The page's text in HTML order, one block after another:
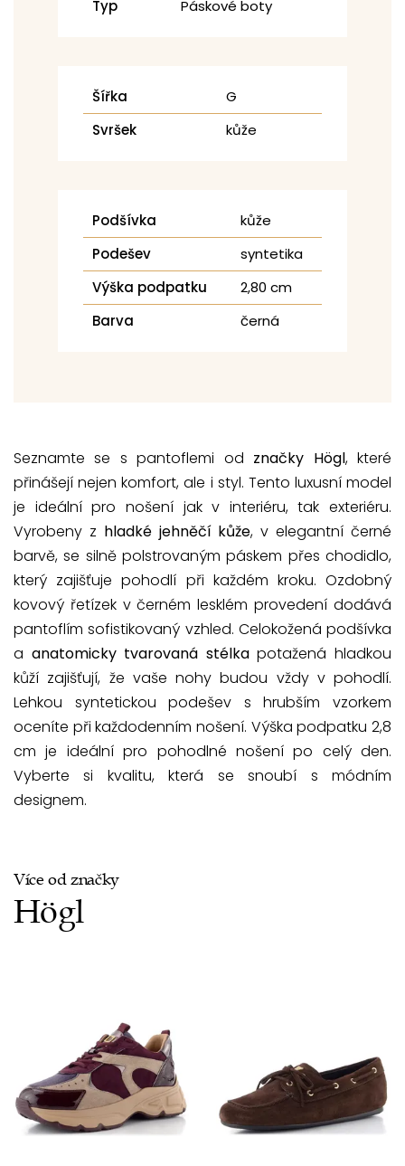
Typ
Páskové boty
Šířka
G
Svršek
kůže
Podšívka
kůže
Podešev
syntetika
Výška podpatku
2,80 cm
Barva
černá
Seznamte se s pantoflemi od značky Högl, které
přinášejí nejen komfort, ale i styl. Tento luxusní model
je ideální pro nošení jak v interiéru, tak exteriéru.
Vyrobeny z hladké jehněčí kůže, v elegantní černé
barvě, se silně polstrovaným páskem přes chodidlo,
který zajišťuje pohodlí při každém kroku. Ozdobný
kovový řetízek v černém lesklém provedení dodává
pantoflím sofistikovaný vzhled. Celokožená podšívka
a anatomicky tvarovaná stélkapotažená hladkou
kůží zajišťují, že vaše nohy budou vždy v pohodlí.
Lehkou syntetickou podešev s hrubším vzorkem
oceníte při každodenním nošení. Výška podpatku 2,8
cm je ideální pro pohodlné nošení po celý den.
Vyberte si kvalitu, která se snoubí s módním
designem.
Více od značky
Högl